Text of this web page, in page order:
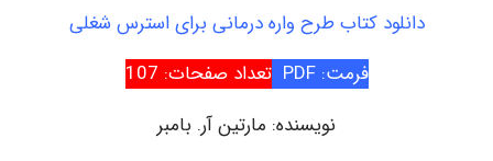
دانلود کتاب طرح واره درمانی برای استرس شغلی
فرمت: PDF
تعداد صفحات: 107
نویسنده: مارتین آر. بامبر